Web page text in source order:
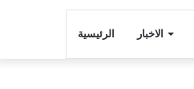
الرئيسية الاخبار